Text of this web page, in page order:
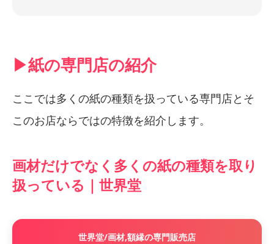
▶︎紙の専門店の紹介
ここでは多くの紙の種類を扱っている専門店とそ
このお店ならではの特徴を紹介します。
画材だけでなく多くの紙の種類を取り
扱っている｜世界堂
世界堂/画材,額縁の専門販売店